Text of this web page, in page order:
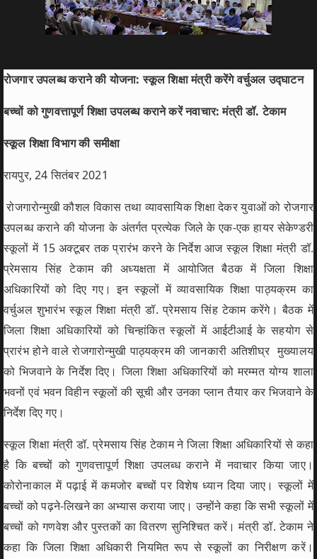
रोजगार उपलब्ध कराने की योजना: स्कूल शिक्षा मंत्री करेंगे वर्चुअल उद्घाटन
बच्चों को गुणवत्तापूर्ण शिक्षा उपलब्ध कराने करें नवाचार: मंत्री डॉ. टेकाम
स्कूल शिक्षा विभाग की समीक्षा
रायपुर, 24 सितंबर 2021
रोजगारोन्मुखी कौशल विकास तथा व्यावसायिक शिक्षा देकर युवाओं को रोजगार
उपलब्ध कराने की योजना के अंतर्गत प्रत्येक जिले के एक-एक हायर सेकेण्डरी
स्कूलों में 15 अक्टूबर तक प्रारंभ करने के निर्देश आज स्कूल शिक्षा मंत्री डॉ.
प्रेमसाय सिंह टेकाम की अध्यक्षता में आयोजित बैठक में जिला शिक्षा
अधिकारियों को दिए गए। इन स्कूलों में व्यावसायिक शिक्षा पाठ्यक्रम का
वर्चुअल शुभारंभ स्कूल शिक्षा मंत्री डॉ. प्रेमसाय सिंह टेकाम करेंगे। बैठक में
जिला शिक्षा अधिकारियों को चिन्हांकित स्कूलों में आईटीआई के सहयोग से
प्रारंभ होने वाले रोजगारोन्मुखी पाठ्यक्रम की जानकारी अतिशीघ्र मुख्यालय
को भिजवाने के निर्देश दिए। जिला शिक्षा अधिकारियों को मरम्मत योग्य शाला
भवनों एवं भवन विहीन स्कूलों की सूची और उनका प्लान तैयार कर भिजवाने के
निर्देश दिए गए।
स्कूल शिक्षा मंत्री डॉ. प्रेमसाय सिंह टेकाम ने जिला शिक्षा अधिकारियों से कहा
है कि बच्चों को गुणवत्तापूर्ण शिक्षा उपलब्ध कराने में नवाचार किया जाए।
कोरोनाकाल में पढ़ाई में कमजोर बच्चों पर विशेष ध्यान दिया जाए। स्कूलों में
बच्चों को पढ़ने-लिखने का अभ्यास कराया जाए। उन्होंने कहा कि सभी स्कूलों में
बच्चों को गणवेश और पुस्तकों का वितरण सुनिश्चित करें। मंत्री डॉ. टेकाम ने
कहा कि जिला शिक्षा अधिकारी नियमित रूप से स्कूलों का निरीक्षण करें।